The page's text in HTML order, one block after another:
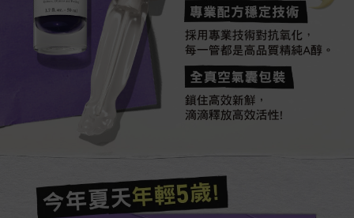
專業配方穩定技術​​
採用專業技術對抗氧化，
每一管都是高品質精純A醇。
全真空氣囊包裝
鎖住高效新鮮，
滴滴釋放高效活性!
今年夏天年輕5歲!​